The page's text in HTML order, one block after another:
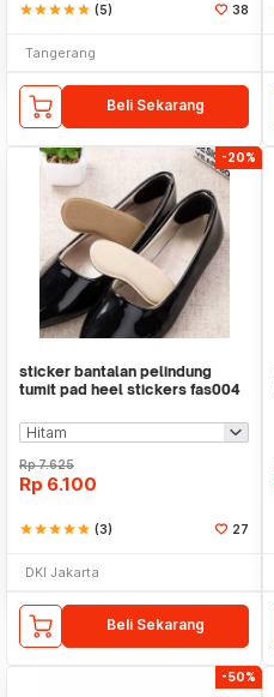
starstarstarstarstar (5) 38
Tangerang
Beli Sekarang
-20%
sticker bantalan pelindung
tumit pad heel stickers fas004
Rp7.625
Rp 6.100
starstarstarstarstar (3) 27
DKI Jakarta
Beli Sekarang
-50%